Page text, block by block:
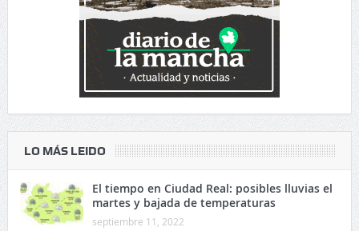
LO MÁS LEIDO
El tiempo en Ciudad Real: posibles lluvias el
martes y bajada de temperaturas
septiembre 11, 2022